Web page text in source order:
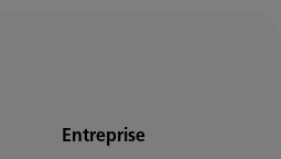
Entreprise